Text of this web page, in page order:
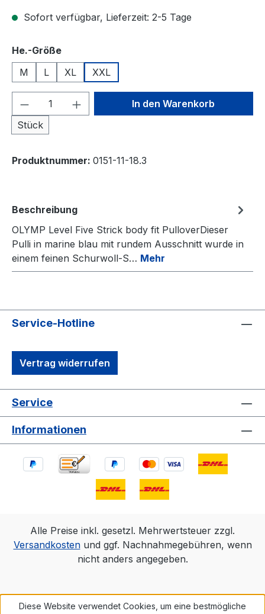
Sofort verfügbar, Lieferzeit: 2-5 Tage
He.-Größeauswählen
M
L XL XXL
Produkt Anzahl: Gib den
Stück
In den Warenkorb
Produktnummer: 0151-11-18.3
Beschreibung
OLYMP Level Five Strick body fit PulloverDieser
Pulli in marine blau mit rundem Ausschnitt wurde in
einem feinen Schurwoll-S… Mehr
Service-Hotline
Vertrag widerrufen
Service
Informationen
Alle Preise inkl. gesetzl. Mehrwertsteuer zzgl.
Versandkostenund ggf. Nachnahmegebühren, wenn
nicht anders angegeben.
Diese Website verwendet Cookies, um eine bestmögliche